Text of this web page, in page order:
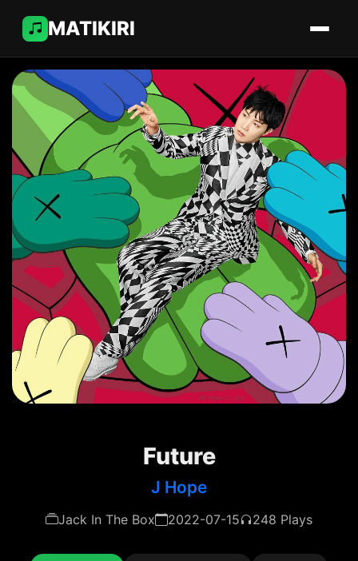
MATIKIRI
Future
J Hope
Jack In The Box 2022-07-15 248 Plays